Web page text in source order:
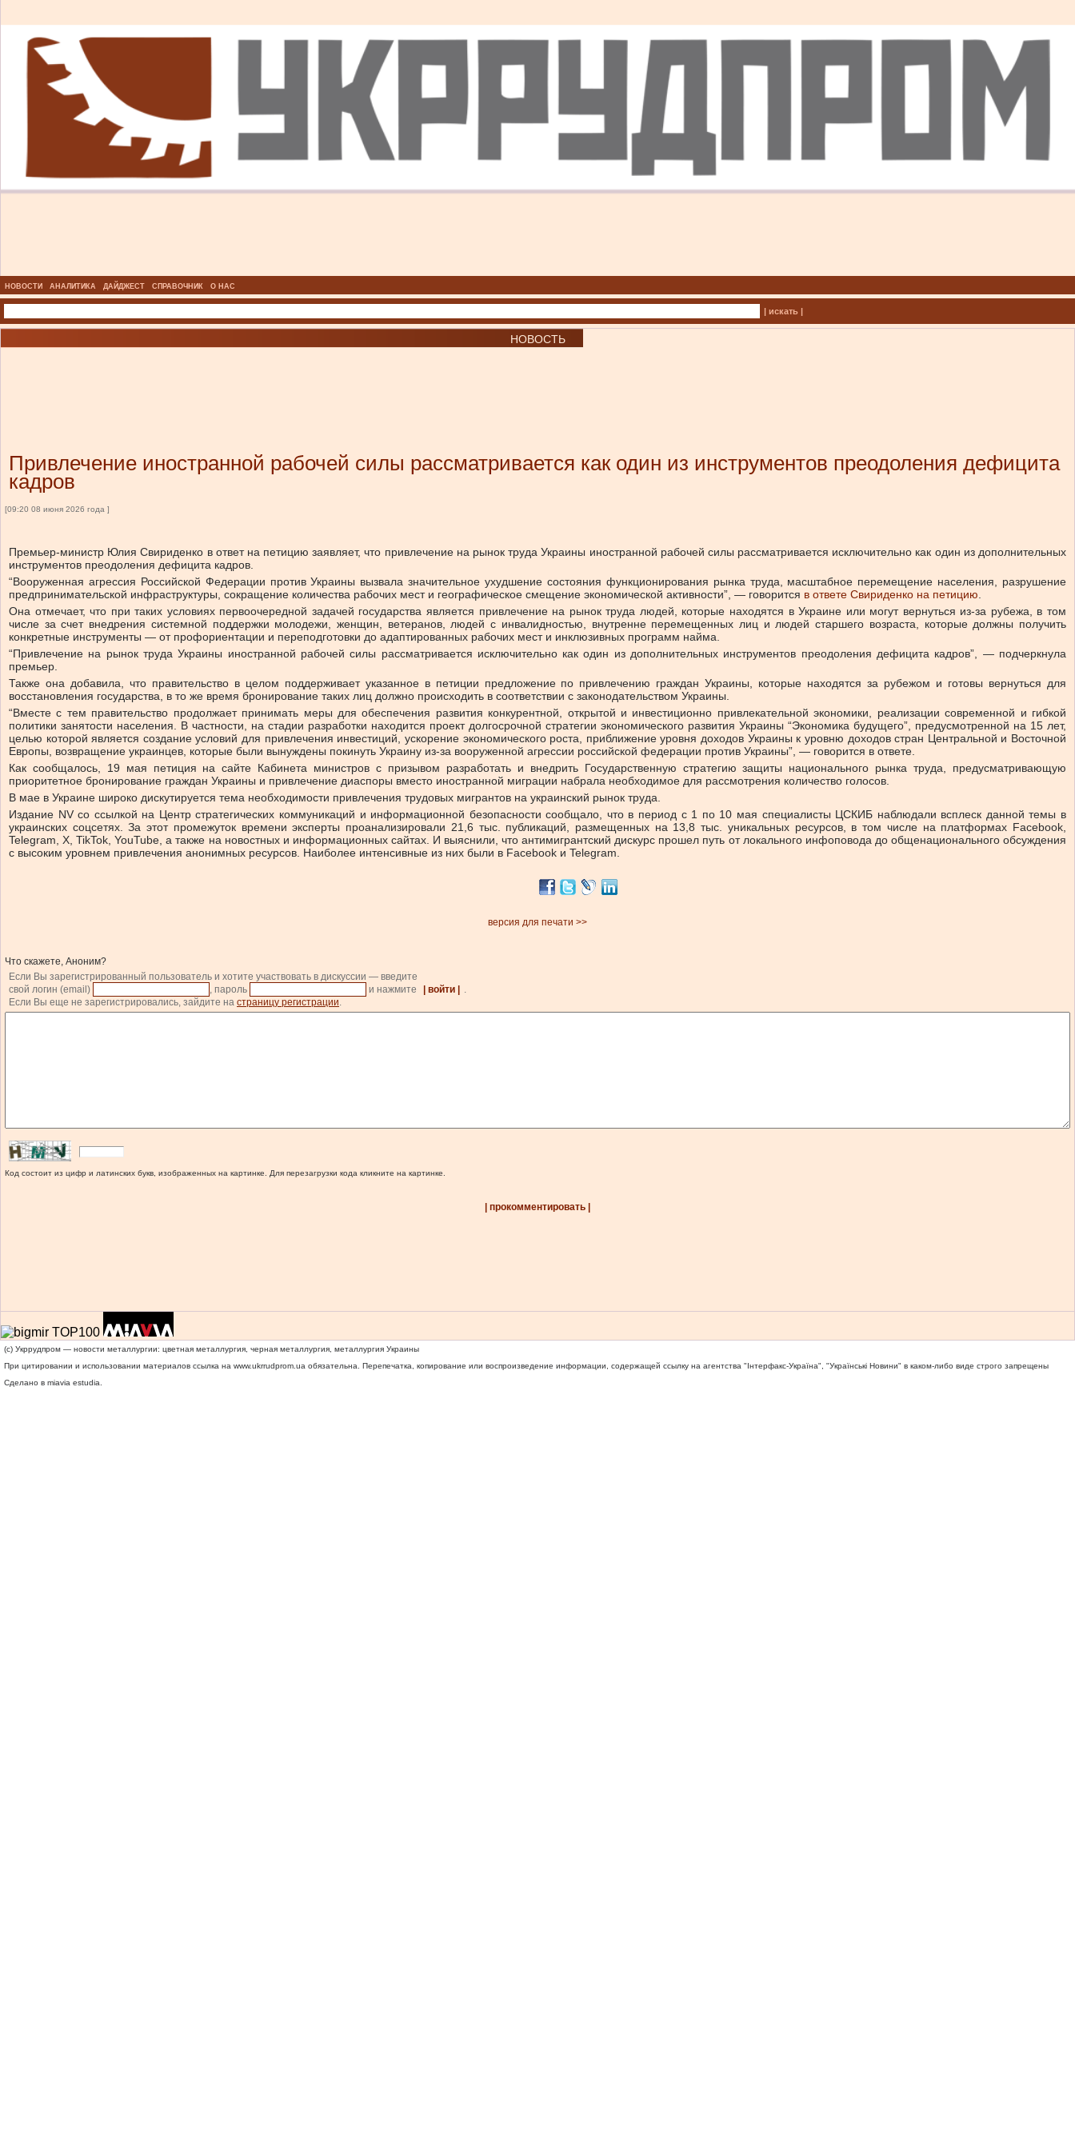
НОВОСТИ АНАЛИТИКА ДАЙДЖЕСТ СПРАВОЧНИК О НАС
| искать |
НОВОСТЬ
Привлечение иностранной рабочей силы рассматривается как один из инструментов преодоления дефицита
кадров
[09:20 08 июня 2026 года ]
Премьер-министр Юлия Свириденко в ответ на петицию заявляет, что привлечение на рынок труда Украины иностранной рабочей силы рассматривается исключительно как один из дополнительных
инструментов преодоления дефицита кадров.
“Вооруженная агрессия Российской Федерации против Украины вызвала значительное ухудшение состояния функционирования рынка труда, масштабное перемещение населения, разрушение
предпринимательской инфраструктуры, сокращение количества рабочих мест и географическое смещение экономической активности”, — говорится в ответе Свириденко на петицию
Она отмечает, что при таких условиях первоочередной задачей государства является привлечение на рынок труда людей, которые находятся в Украине или могут вернуться из-за рубежа, в том
числе за счет внедрения системной поддержки молодежи, женщин, ветеранов, людей с инвалидностью, внутренне перемещенных лиц и людей старшего возраста, которые должны получить
конкретные инструменты — от профориентации и переподготовки до адаптированных рабочих мест и инклюзивных программ найма.
“Привлечение на рынок труда Украины иностранной рабочей силы рассматривается исключительно как один из дополнительных инструментов преодоления дефицита кадров”, — подчеркнула
премьер.
Также она добавила, что правительство в целом поддерживает указанное в петиции предложение по привлечению граждан Украины, которые находятся за рубежом и готовы вернуться для
восстановления государства, в то же время бронирование таких лиц должно происходить в соответствии с законодательством Украины.
“Вместе с тем правительство продолжает принимать меры для обеспечения развития конкурентной, открытой и инвестиционно привлекательной экономики, реализации современной и гибкой
политики занятости населения. В частности, на стадии разработки находится проект долгосрочной стратегии экономического развития Украины “Экономика будущего”, предусмотренной на 15 лет,
целью которой является создание условий для привлечения инвестиций, ускорение экономического роста, приближение уровня доходов Украины к уровню доходов стран Центральной и Восточной
Европы, возвращение украинцев, которые были вынуждены покинуть Украину из-за вооруженной агрессии российской федерации против Украины”, — говорится в ответе.
Как сообщалось, 19 мая петиция на сайте Кабинета министров с призывом разработать и внедрить Государственную стратегию защиты национального рынка труда, предусматривающую
приоритетное бронирование граждан Украины и привлечение диаспоры вместо иностранной миграции набрала необходимое для рассмотрения количество голосов.
В мае в Украине широко дискутируется тема необходимости привлечения трудовых мигрантов на украинский рынок труда.
Издание NV со ссылкой на Центр стратегических коммуникаций и информационной безопасности сообщало, что в период с 1 по 10 мая специалисты ЦСКИБ наблюдали всплеск данной темы в
украинских соцсетях. За этот промежуток времени эксперты проанализировали 21,6 тыс. публикаций, размещенных на 13,8 тыс. уникальных ресурсов, в том числе на платформах Facebook,
Telegram, X, TikTok, YouTube, а также на новостных и информационных сайтах. И выяснили, что антимигрантский дискурс прошел путь от локального инфоповода до общенационального обсуждения
с высоким уровнем привлечения анонимных ресурсов. Наиболее интенсивные из них были в Facebook и Telegram.
версия для печати >>
Что скажете, Аноним?
Если Вы зарегистрированный пользователь и хотите участвовать в дискуссии — введите
свой логин (email)
, пароль и нажмите | войти |
.
Если Вы еще не зарегистрировались, зайдите на страницу регистрации.
Код состоит из цифр и латинских букв, изображенных на картинке. Для перезагрузки кода кликните на картинке.
| прокомментировать |
(c) Укррудпром — новости металлургии: цветная металлургия, черная металлургия, металлургия Украины
При цитировании и использовании материалов ссылка на www.ukrrudprom.ua обязательна. Перепечатка, копирование или воспроизведение информации, содержащей ссылку на агентства "Iнтерфакс-Україна", "Українськi Новини" в каком-либо виде строго запрещены
Сделано в miavia estudia.